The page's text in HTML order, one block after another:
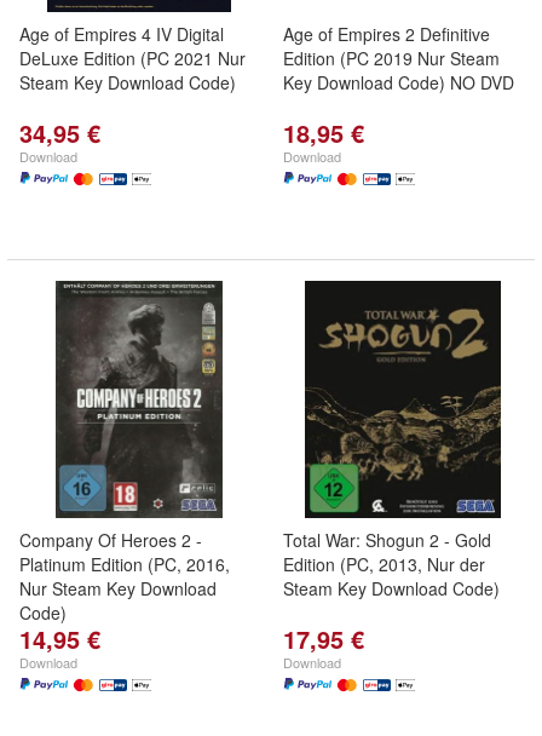
Age of Empires 4 IV Digital
DeLuxe Edition (PC 2021 Nur
Steam Key Download Code)
34,95 €
Download
Age of Empires 2 Definitive
Edition (PC 2019 Nur Steam
Key Download Code) NO DVD
18,95 €
Download
Company Of Heroes 2 -
Platinum Edition (PC, 2016,
Nur Steam Key Download
Code)
14,95 €
Download
Total War: Shogun 2 - Gold
Edition (PC, 2013, Nur der
Steam Key Download Code)
17,95 €
Download